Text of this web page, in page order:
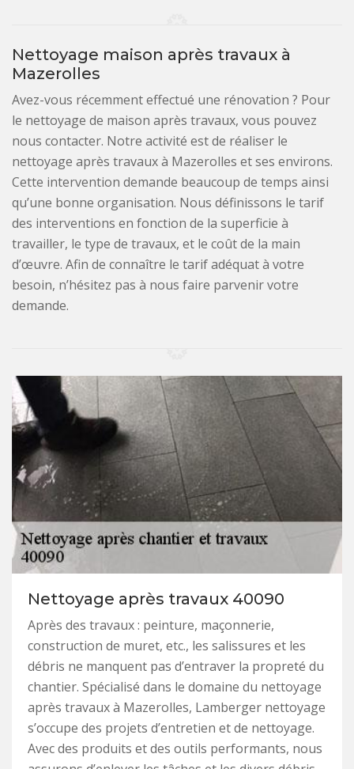
Nettoyage maison après travaux à
Mazerolles
Avez-vous récemment effectué une rénovation ? Pour
le nettoyage de maison après travaux, vous pouvez
nous contacter. Notre activité est de réaliser le
nettoyage après travaux à Mazerolles et ses environs.
Cette intervention demande beaucoup de temps ainsi
qu’une bonne organisation. Nous définissons le tarif
des interventions en fonction de la superficie à
travailler, le type de travaux, et le coût de la main
d’œuvre. Afin de connaître le tarif adéquat à votre
besoin, n’hésitez pas à nous faire parvenir votre
demande.
Nettoyage après travaux 40090
Après des travaux : peinture, maçonnerie,
construction de muret, etc., les salissures et les
débris ne manquent pas d’entraver la propreté du
chantier. Spécialisé dans le domaine du nettoyage
après travaux à Mazerolles, Lamberger nettoyage
s’occupe des projets d’entretien et de nettoyage.
Avec des produits et des outils performants, nous